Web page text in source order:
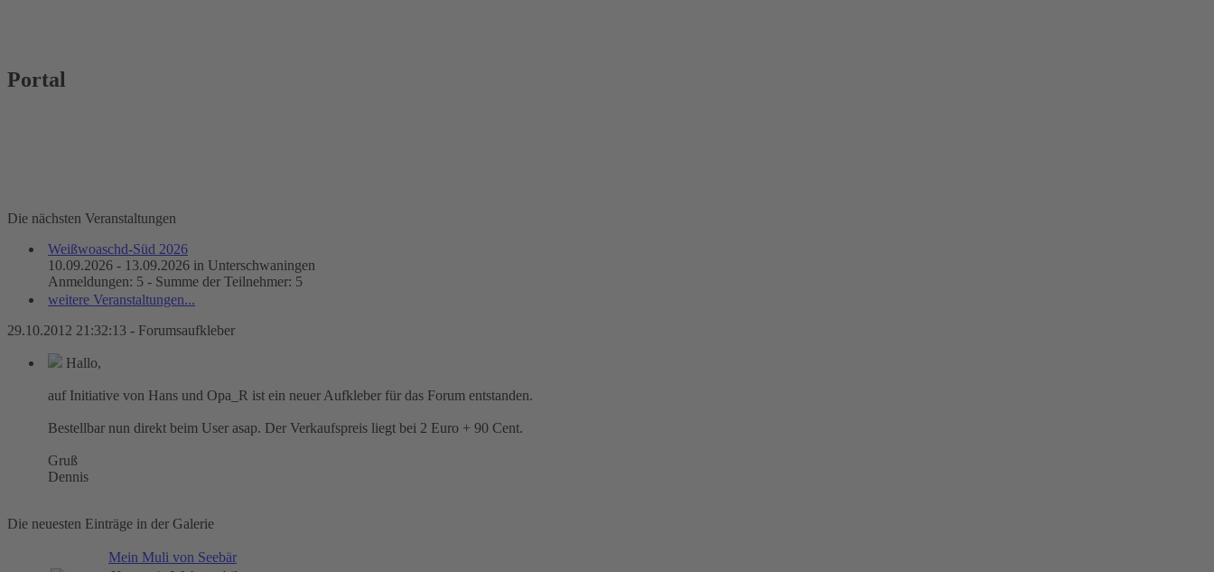
Portal
Die nächsten Veranstaltungen
Weißwoaschd-Süd 2026
10.09.2026 - 13.09.2026 in Unterschwaningen
Anmeldungen: 5 - Summe der Teilnehmer: 5
weitere Veranstaltungen...
29.10.2012 21:32:13 - Forumsaufkleber
Hallo,
auf Initiative von Hans und Opa_R ist ein neuer Aufkleber für das Forum entstanden.
Bestellbar nun direkt beim User asap. Der Verkaufspreis liegt bei 2 Euro + 90 Cent.
Gruß
Dennis
Die neuesten Einträge in der Galerie
Mein Muli von Seebär